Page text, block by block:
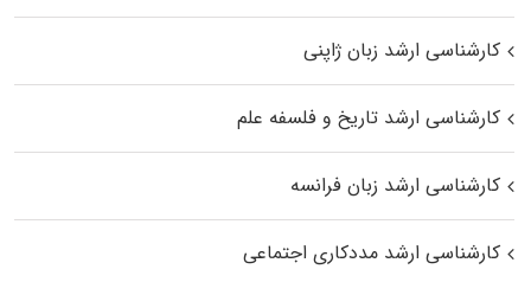
کارشناسی ارشد زبان ژاپنی
کارشناسی ارشد تاریخ و فلسفه علم
کارشناسی ارشد زبان فرانسه
کارشناسی ارشد مددکاری اجتماعی